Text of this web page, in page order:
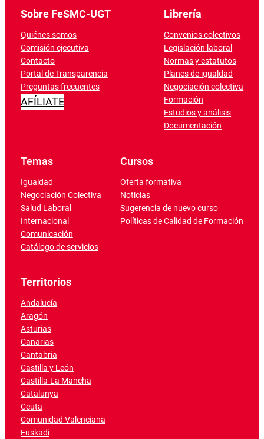
Sobre FeSMC-UGT
Quiénes somos
Comisión ejecutiva
Contacto
Portal de Transparencia
Preguntas frecuentes
AFÍLIATE
Librería
Convenios colectivos
Legislación laboral
Normas y estatutos
Planes de igualdad
Negociación colectiva
Formación
Estudios y análisis
Documentación
Temas
Igualdad
Negociación Colectiva
Salud Laboral
Internacional
Comunicación
Catálogo de servicios
Cursos
Oferta formativa
Noticias
Sugerencia de nuevo curso
Políticas de Calidad de Formación
Territorios
Andalucía
Aragón
Asturias
Canarias
Cantabria
Castilla y León
Castilla-La Mancha
Catalunya
Ceuta
Comunidad Valenciana
Euskadi